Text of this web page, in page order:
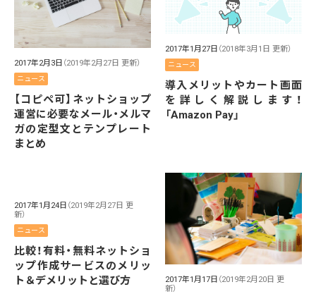
2017年2月3日 （2019年2月27日 更新）
ニュース
【コピペ可】ネットショップ
運営に必要なメール・メルマ
ガの定型文とテンプレート
まとめ
2017年1月27日 （2018年3月1日 更新）
ニュース
導入メリットやカート画面
を詳しく解説します！
「Amazon Pay」
2017年1月24日 （2019年2月27日 更
新）
ニュース
比較！有料・無料ネットショ
ップ作成サービスのメリッ
ト＆デメリットと選び方
2017年1月17日 （2019年2月20日 更
新）